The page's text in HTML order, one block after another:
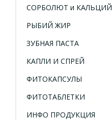
СОРБОЛЮТ и КАЛЬЦИЙ
РЫБИЙ ЖИР
ЗУБНАЯ ПАСТА
КАПЛИ И СПРЕЙ
ФИТОКАПСУЛЫ
ФИТОТАБЛЕТКИ
ИНФО ПРОДУКЦИЯ